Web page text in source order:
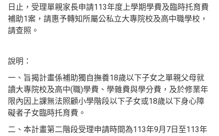
日止，受理單親家長申請113年度上學期學費及臨時托育費
補助1案，請惠予轉知所屬公私立大專院校及高中職學校，
請查照。
說明：
一、旨揭計畫係補助獨自撫養18歲以下子女之單親父母就
讀大專院校及高中(職)學費、學雜費與學分費，及於修業年
限內因上課無法照顧小學階段以下子女或18歲以下身心障
礙者子女臨時托育費。
二、本計畫第二階段受理申請時間為113年9月7日至113年